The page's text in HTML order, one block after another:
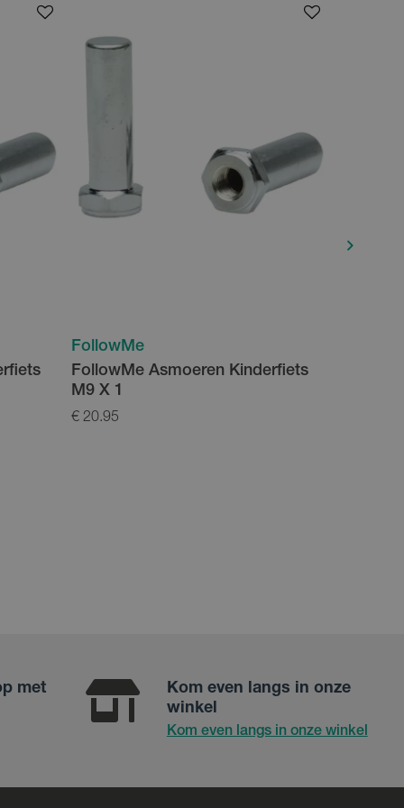
FollowMe
FollowMe Asmoeren Kinderfiets
M9 X 1
€ 20.95
met
Kom even langs in onze
winkel
Kom even langs in onze winkel